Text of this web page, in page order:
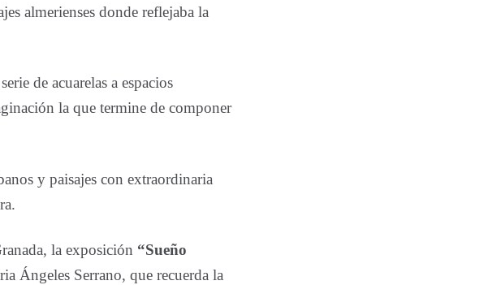
almerienses donde reflejaba la
de acuarelas a espacios
la que termine de componer
y paisajes con extraordinaria
la exposición “Sueño
Ángeles Serrano, que recuerda la